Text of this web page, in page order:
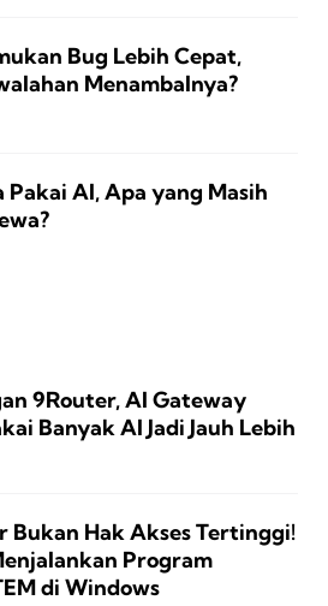
Bug Lebih Cepat,
Menambalnya?
Pakai AI, Apa yang Masih
9Router, AI Gateway
Banyak AI Jadi Jauh Lebih
Hak Akses Tertinggi!
Program
di Windows